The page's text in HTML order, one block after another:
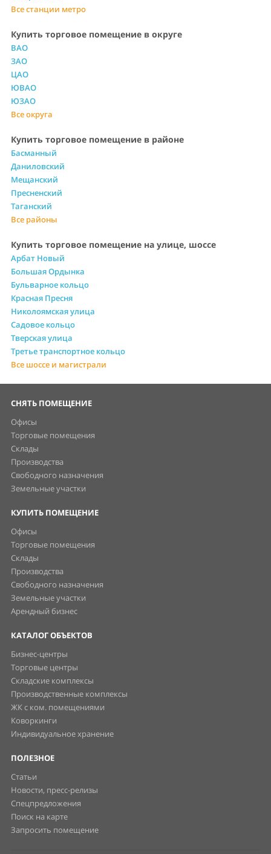
Все станции метро
Купить торговое помещение в округе
ВАО
ЗАО
ЦАО
ЮВАО
ЮЗАО
Все округа
Купить торговое помещение в районе
Басманный
Даниловский
Мещанский
Пресненский
Таганский
Все районы
Купить торговое помещение на улице, шоссе
Арбат Новый
Большая Ордынка
Бульварное кольцо
Красная Пресня
Николоямская улица
Садовое кольцо
Тверская улица
Третье транспортное кольцо
Все шоссе и магистрали
СНЯТЬ ПОМЕЩЕНИЕ
Офисы
Торговые помещения
Склады
Производства
Свободного назначения
Земельные участки
КУПИТЬ ПОМЕЩЕНИЕ
Офисы
Торговые помещения
Склады
Производства
Свободного назначения
Земельные участки
Арендный бизнес
КАТАЛОГ ОБЪЕКТОВ
Бизнес-центры
Торговые центры
Складские комплексы
Производственные комплексы
ЖК с ком. помещениями
Коворкинги
Индивидуальное хранение
ПОЛЕЗНОЕ
Статьи
Новости, пресс-релизы
Спецпредложения
Поиск на карте
Запросить помещение